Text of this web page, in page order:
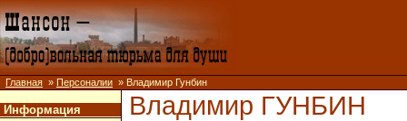
Главная » Персоналии » Владимир Гунбин
Информация Владимир ГУНБИН